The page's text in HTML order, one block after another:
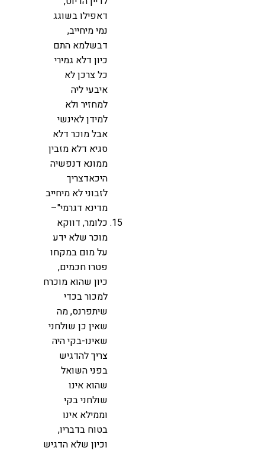
דאפילו בשוגג
נמי מיחייב,
דבשלמא התם
כיון דלא גמירי
כל צרכן לא
איבעי ליה
למחזיר ולא
למידן לאינשי
אבל מוכר דלא
סגיא דלא מזבין
ממונא דנפשיה
היכאדצריך
לזבוני לא מיחייב
מדינא דגרמי"–
כלומר, דווקא
מוכר שלא ידע
על מום במקחו
פטרו חכמים,
כיון שהוא מוכרח
למכור בכדי
שיתפרנס, מה
שאין כן שולחני
שאינו-בקי היה
צריך להדגיש
בפני השואל
שהוא אינו
שולחני בקי
וממילא אינו
בטוח בדבריו,
וכיון שלא הדגיש